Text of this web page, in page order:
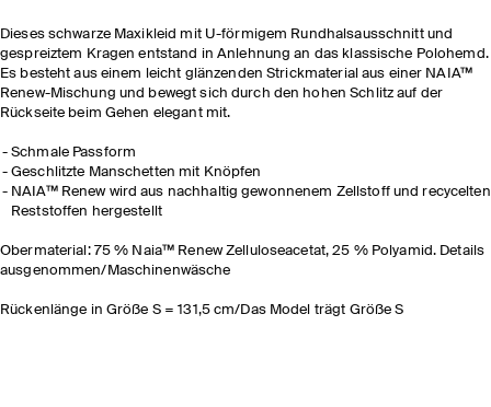
Dieses schwarze Maxikleid mit U-förmigem Rundhalsausschnitt und
gespreiztem Kragen entstand in Anlehnung an das klassische Polohemd.
Es besteht aus einem leicht glänzenden Strickmaterial aus einer NAIA™
Renew-Mischung und bewegt sich durch den hohen Schlitz auf der
Rückseite beim Gehen elegant mit.
Schmale Passform
Geschlitzte Manschetten mit Knöpfen
NAIA™ Renew wird aus nachhaltig gewonnenem Zellstoff und recycelten
Reststoffen hergestellt
Obermaterial: 75 % Naia™ Renew Zelluloseacetat, 25 % Polyamid. Details
ausgenommen/Maschinenwäsche
Rückenlänge in Größe S = 131,5 cm/Das Model trägt Größe S